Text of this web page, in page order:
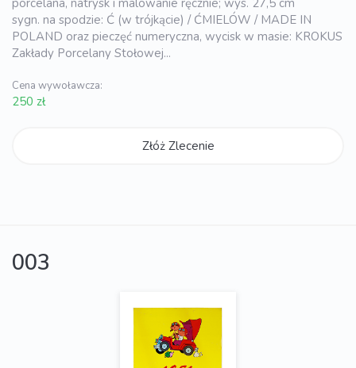
porcelana, natrysk i malowanie ręcznie; wys. 27,5 cm
sygn. na spodzie: Ć (w trójkącie) / ĆMIELÓW / MADE IN
POLAND oraz pieczęć numeryczna, wycisk w masie: KROKUS
Zakłady Porcelany Stołowej...
Cena wywoławcza:
250 zł
Złóż Zlecenie
003